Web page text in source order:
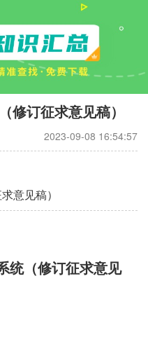
修订征求意见稿）
2023-09-08 16:54:57
意见稿）
统（修订征求意见